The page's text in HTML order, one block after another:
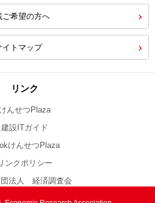
ご希望の方へ
イトマップ
リンク
けんせつPlaza
建設ITガイド
けんせつPlaza
ンクポリシー
団法人 経済調査会